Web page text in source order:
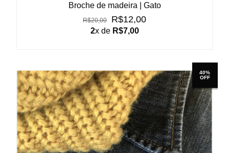
Broche de madeira | Gato
R$20,00 R$12,00
2x de R$7,00
40%
OFF